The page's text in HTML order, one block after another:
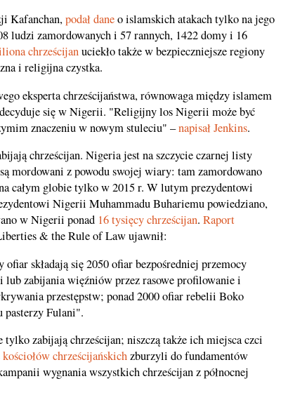
Kafanchan,podał daneo islamskich atakach tylko na jego
ludzi zamordowanych i 57 rannych, 1422 domy i 16
chrześcijanuciekło także w bezpieczniejsze regiony
i religijna czystka.
eksperta chrześcijaństwa, równowaga między islamem
się w Nigerii. "Religijny los Nigerii może być
znaczeniu w nowym stuleciu" –napisał Jenkins.
chrześcijan. Nigeria jest na szczycie czarnej listy
mordowani z powodu swojej wiary: tam zamordowano
całym globie tylko w 2015 r. W lutym prezydentowi
Nigerii Muhammadu Buhariemu powiedziano,
w Nigerii ponad 16 tysięcy chrześcijan. Raport
& the Rule of Law ujawnił:
ofiar składają się 2050 ofiar bezpośredniej przemocy
zabijania więźniów przez rasowe profilowanie i
przestępstw; ponad 2000 ofiar rebelii Boko
pasterzy Fulani".
zabijają chrześcijan; niszczą także ich miejsca czci
chrześcijańskichzburzyli do fundamentów
wygnania wszystkich chrześcijan z północnej